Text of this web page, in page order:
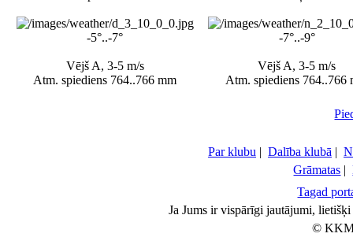
-5°..-7°
Vējš A, 3-5 m/s
Atm. spiediens 764..766 mm
-7°..-9°
Vējš A, 3-5 m/s
Atm. spiediens 764..766
Par klubu | Dalība klubā |
Grāmatas |
Tagad
Ja Jums ir vispārīgi jautājumi,
©